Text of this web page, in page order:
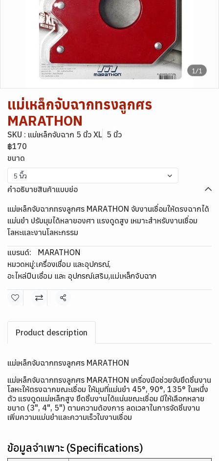
1/1
แม่เหล็กจับฉากทรงลูกศร
MARATHON
SKU : แม่เหล็กจับฉาก 5 นิ้ว XL 5 นิ้ว
฿170
ขนาด
5 นิ้ว
คำอธิบายสินค้าแบบย่อ
แม่เหล็กจับฉากทรงลูกศร MARATHON จับงานเชื่อมให้ตรงฉากได้
แม่นยำ ปรับมุมได้หลายองศา แรงดูดสูง เหมาะสำหรับงานเชื่อม
โลหะและงานโลหะกรรม
แบรนด์:
MARATHON
หมวดหมู่:เครื่องเชื่อม และอุปกรณ์,
อะไหล่ปืนเชื่อม และ อุปกรณ์เสริม,แม่เหล็กจับฉาก
แชร์
Product description
แม่เหล็กจับฉากทรงลูกศร MARATHON
แม่เหล็กจับฉากทรงลูกศร MARATHON เครื่องมือช่วยจับยึดชิ้นงาน
โลหะให้ตรงฉากขณะเชื่อม ให้มุมที่แม่นยำ 45°, 90°, 135° ในหนึ่ง
ตัว แรงดูดแม่เหล็กสูง ยึดชิ้นงานได้แน่นขณะเชื่อม มีให้เลือกหลาย
ขนาด (3", 4", 5") ตามความต้องการ ลดเวลาในการจัดชิ้นงาน
เพิ่มความแม่นยำและความเร็วในงานเชื่อม
ข้อมูลจำเพาะ (Specifications)